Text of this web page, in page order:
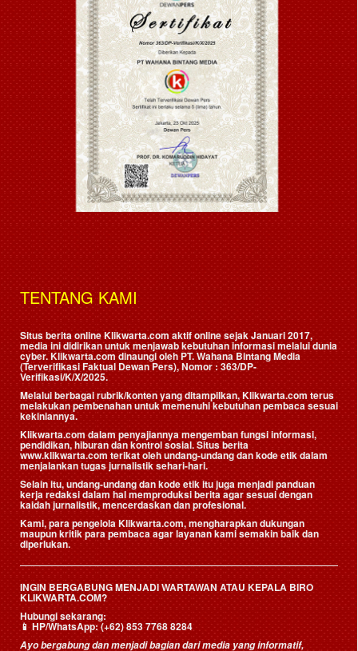
TENTANG KAMI
Situs berita online Klikwarta.com aktif online sejak Januari 2017,
media ini didirikan untuk menjawab kebutuhan informasi melalui dunia
cyber. Klikwarta.com dinaungi oleh PT. Wahana Bintang Media
(Terverifikasi Faktual Dewan Pers), Nomor : 363/DP-
Verifikasi/K/X/2025.
Melalui berbagai rubrik/konten yang ditampilkan, Klikwarta.com terus
melakukan pembenahan untuk memenuhi kebutuhan pembaca sesuai
kekiniannya.
Klikwarta.com dalam penyajiannya mengemban fungsi informasi,
pendidikan, hiburan dan kontrol sosial. Situs berita
www.klikwarta.com terikat oleh undang-undang dan kode etik dalam
menjalankan tugas jurnalistik sehari-hari.
Selain itu, undang-undang dan kode etik itu juga menjadi panduan
kerja redaksi dalam hal memproduksi berita agar sesuai dengan
kaidah jurnalistik, mencerdaskan dan profesional.
Kami, para pengelola Klikwarta.com, mengharapkan dukungan
maupun kritik para pembaca agar layanan kami semakin baik dan
diperlukan.
INGIN BERGABUNG MENJADI WARTAWAN ATAU KEPALA BIRO
KLIKWARTA.COM?
Hubungi sekarang:
📱HP/WhatsApp:(+62) 853 7768 8284
Ayo bergabung dan menjadi bagian dari media yang informatif,